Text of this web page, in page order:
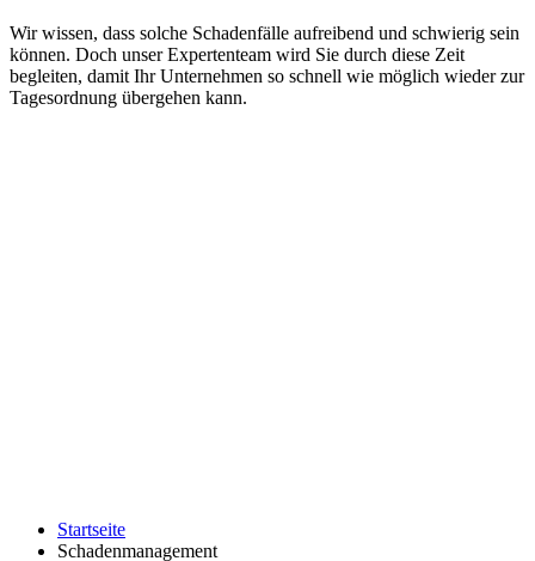
Wir wissen, dass solche Schadenfälle aufreibend und schwierig sein
können. Doch unser Expertenteam wird Sie durch diese Zeit
begleiten, damit Ihr Unternehmen so schnell wie möglich wieder zur
Tagesordnung übergehen kann.
Startseite
Schadenmanagement